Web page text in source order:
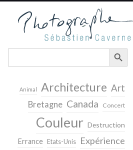
Search
SEARCH BUTTON
Animal Architecture Art
Bretagne Canada Concert
Couleur Destruction
Errance
Etats-Unis Expérience